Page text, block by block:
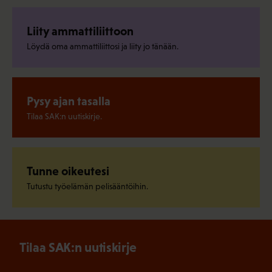
Liity ammattiliittoon
Löydä oma ammattiliittosi ja liity jo tänään.
Pysy ajan tasalla
Tilaa SAK:n uutiskirje.
Tunne oikeutesi
Tutustu työelämän pelisääntöihin.
Tilaa SAK:n uutiskirje